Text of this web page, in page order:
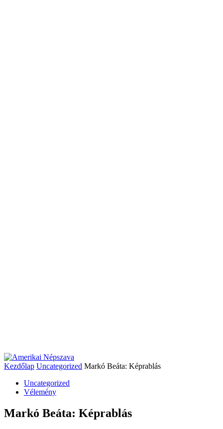
Kezdőlap Uncategorized Markó Beáta: Képrablás
Uncategorized
Vélemény
Markó Beáta: Képrablás